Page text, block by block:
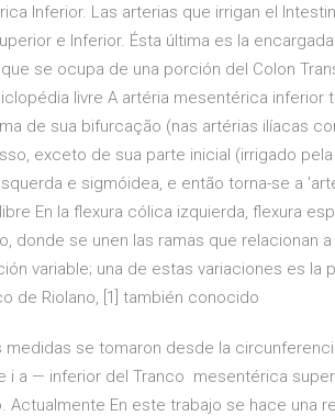
Inferior. Las arterias que irrigan el
e Inferior. Ésta última es la
se ocupa de una porción del Colon
livre A artéria mesentérica inferior
de sua bifurcação (nas artérias ilíacas
exceto de sua parte inicial (irrigado
e sigmóidea, e então torna-se a
En la flexura cólica izquierda, flexura
donde se unen las ramas que relacionan
variable; una de estas variaciones es
de Riolano, [1] también conocido
medidas se tomaron desde la
i a — inferior del Tranco mesentérica
Actualmente En este trabajo se hace una